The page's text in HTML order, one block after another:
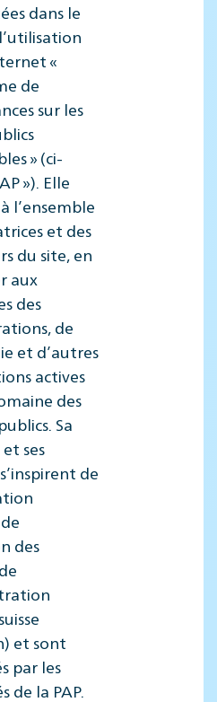
dans le
«
de
sur les
» (ci-
»). Elle
l’ensemble
et des
du site, en
aux
des
de
et d’autres
actives
des
Sa
ses
de
des
et sont
par les
de la PAP.